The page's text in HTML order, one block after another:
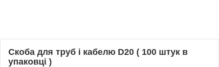
Скоба для труб і кабелю D20 ( 100 штук в
упаковці )